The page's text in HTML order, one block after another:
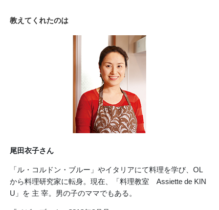
教えてくれたのは
尾田衣子さん
「ル・コルドン・ブルー」やイタリアにて料理を学び、OL
から料理研究家に転身。現在、「料理教室 Assiette de KIN
U」を 主 宰。男の子のママでもある。